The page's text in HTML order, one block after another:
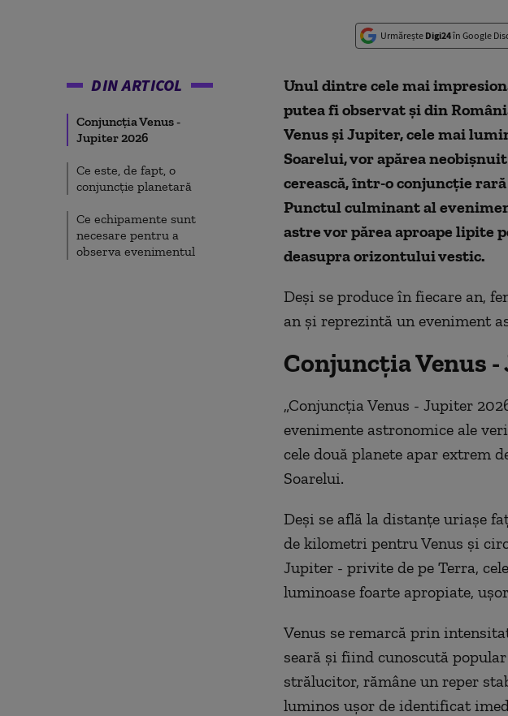
Urmărește Digi24în Google
DIN ARTICOL
Conjuncția Venus -
Jupiter 2026
Ce este, de fapt, o
conjuncție planetară
Ce echipamente sunt
necesare pentru a
observa evenimentul
Unul dintre cele mai
putea fi observat și din
Venus și Jupiter, cele mai
Soarelui, vor apărea
cerească, într-o conjuncție
Punctul culminant al
astre vor părea aproape lipite
deasupra orizontului vestic.
Deși se produce în fiecare an,
an și reprezintă un eveniment
Conjuncția Venus
„Conjuncția Venus - Jupiter
evenimente astronomice ale
cele două planete apar extrem
Soarelui.
Deși se află la distanțe uriașe
de kilometri pentru Venus și
Jupiter - privite de pe Terra,
luminoase foarte apropiate,
Venus se remarcă prin
seară și fiind cunoscută
strălucitor, rămâne un reper
luminos ușor de identificat